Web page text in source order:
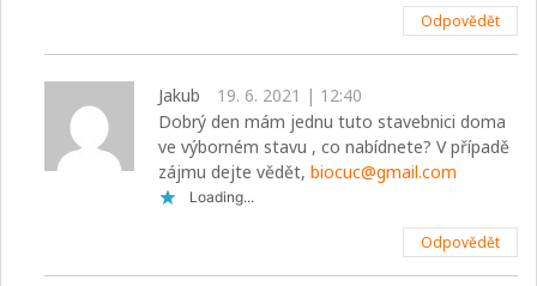
Odpovědět
Jakub
19. 6. 2021 | 12:40
Dobrý den mám jednu tuto stavebnici doma
ve výborném stavu , co nabídnete? V případě
zájmu dejte vědět, biocuc@gmail.com
Loading...
Odpovědět